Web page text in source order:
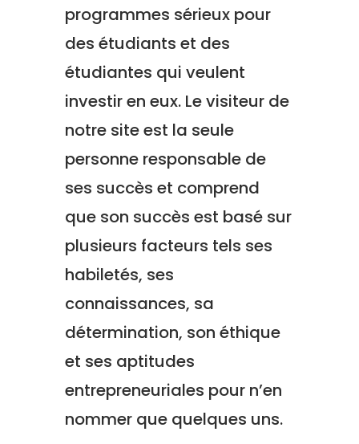
programmes sérieux pour
des étudiants et des
étudiantes qui veulent
investir en eux. Le visiteur de
notre site est la seule
personne responsable de
ses succès et comprend
que son succès est basé sur
plusieurs facteurs tels ses
habiletés, ses
connaissances, sa
détermination, son éthique
et ses aptitudes
entrepreneuriales pour n’en
nommer que quelques uns.